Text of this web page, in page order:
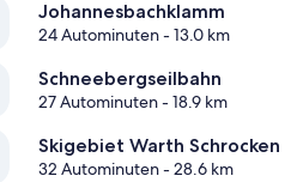
Johannesbachklamm
24 Autominuten- 13.0 km
Schneebergseilbahn
27 Autominuten- 18.9 km
Skigebiet Warth Schrocken
32 Autominuten- 28.6 km